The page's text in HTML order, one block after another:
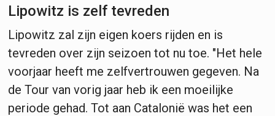
Lipowitz is zelf tevreden
Lipowitz zal zijn eigen koers rijden en is
tevreden over zijn seizoen tot nu toe. "Het hele
voorjaar heeft me zelfvertrouwen gegeven. Na
de Tour van vorig jaar heb ik een moeilijke
periode gehad. Tot aan Catalonië was het een